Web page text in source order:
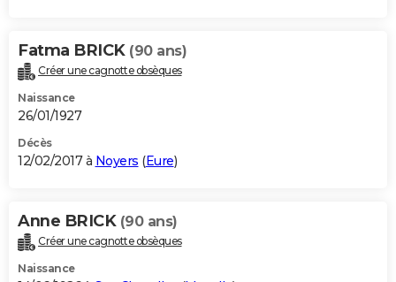
Fatma BRICK (90 ans)
Créer une cagnotte obsèques
Naissance
26/01/1927
Décès
12/02/2017 à Noyers (Eure)
Anne BRICK (90 ans)
Créer une cagnotte obsèques
Naissance